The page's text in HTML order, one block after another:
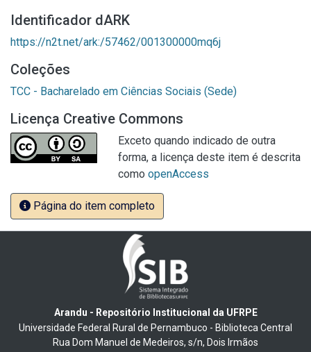
Identificador dARK
https://n2t.net/ark:/57462/001300000mq6j
Coleções
TCC - Bacharelado em Ciências Sociais (Sede)
Licença Creative Commons
Exceto quando indicado de outra
forma, a licença deste item é descrita
como openAccess
Página do item completo
Arandu - Repositório Institucional da UFRPE
Universidade Federal Rural de Pernambuco - Biblioteca Central
Rua Dom Manuel de Medeiros, s/n, Dois Irmãos